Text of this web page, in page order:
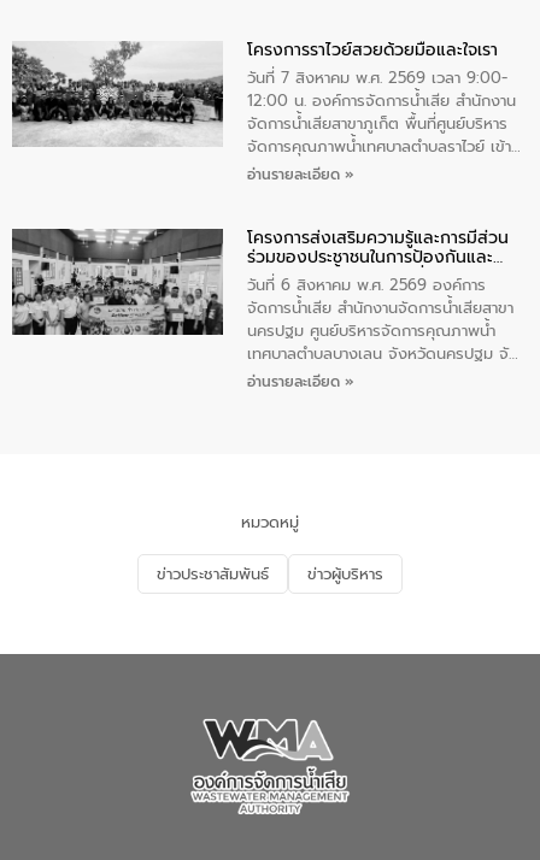
ทองคำและประกาศเกียรติคุณให้แก่ กำนัน
ผู้ใหญ่บ้านยอดเยี่ยม พร้อมกล่าวชื่นชม ให้
โอวาท และมอบนโยบาย
โครงการราไวย์สวยด้วยมือและใจเรา
วันที่ 7 สิงหาคม พ.ศ. 2569 เวลา 9:00-
12:00 น. องค์การจัดการน้ำเสีย สำนักงาน
จัดการน้ำเสียสาขาภูเก็ต พื้นที่ศูนย์บริหาร
จัดการคุณภาพน้ำเทศบาลตำบลราไวย์ เข้า
ร่วมโครงการราไวย์สวยด้วยมือและใจเรา
ประชาชน ตัวแทนจากโรงแรมต่างๆ ในเขต
เทศบาลตำบลราไวย์ ศูนย์บริหารจัดการ
คุณภาพน้ำเทศบาลตำบลราไวย์ นำโดยนาย
น้อย แก้วเศษ ผู้จัดการสำนักงานจัดการน้ำ
เสียสาขาภูเก็ต พร้อมด้วยเจ้าหน้าที่ จำนวน
5 คน ร่วมทำกิจกรรม ทำความสะอาด
ชายหาดและแหล่งท่องเที่ยว ณ บริเวณ
อ่านรายละเอียด »
โครงการส่งเสริมความรู้และการมีส่วน
ร่วมของประชาชนในการป้องกันและ
แก้ไขปัญหาน้ำเสียอย่างยั่งยืน
วันที่ 6 สิงหาคม พ.ศ. 2569 องค์การ
จัดการน้ำเสีย สำนักงานจัดการน้ำเสียสาขา
นครปฐม ศูนย์บริหารจัดการคุณภาพน้ำ
เทศบาลตำบลบางเลน จังหวัดนครปฐม จัด
กิจกรรมภายใต้โครงการส่งเสริมความรู้และ
จัดการน้ำเสียและสร้างจิตสำนึกในการ
อนุรักษ์สิ่งแวดล้อม ในหัวข้อ “น้ำเสียชุมชน
และการบำบัดน้ำเสียเบื้องต้น” โดยให้ความรู้
เกี่ยวกับสาเหตุและผลกระทบของน้ำเสีย
ณ เทศบาลตำบลบางเลน จังหวัดนครปฐม
อ่านรายละเอียด »
หมวดหมู่
ข่าวประชาสัมพันธ์ ข่าวผู้บริหาร